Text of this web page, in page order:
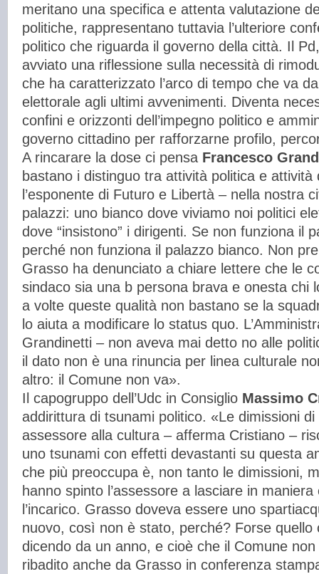
meritano una specifica e attenta valutazione
politiche, rappresentano tuttavia l’ulteriore
politico che riguarda il governo della città. Il
avviato una riflessione sulla necessità di
che ha caratterizzato l’arco di tempo che va
elettorale agli ultimi avvenimenti. Diventa
confini e orizzonti dell’impegno politico e
governo cittadino per rafforzarne profilo,
A rincarare la dose ci pensa Francesco
bastano i distinguo tra attività politica e
l’esponente di Futuro e Libertà – nella nostra
palazzi: uno bianco dove viviamo noi politici
dove “insistono” i dirigenti. Se non funziona il
perché non funziona il palazzo bianco. Non
Grasso ha denunciato a chiare lettere che le
sindaco sia una b persona brava e onesta chi
a volte queste qualità non bastano se la
lo aiuta a modificare lo status quo.
Grandinetti – non aveva mai detto no alle
il dato non è una rinuncia per linea culturale
altro: il Comune non va».
Il capogruppo dell’Udc in Consiglio Massimo
addirittura di tsunami politico. «Le dimissioni
assessore alla cultura – afferma Cristiano –
uno tsunami con effetti devastanti su questa
che più preoccupa è, non tanto le dimissioni,
hanno spinto l’assessore a lasciare in
l’incarico. Grasso doveva essere uno
nuovo, così non è stato, perché? Forse quello
dicendo da un anno, e cioè che il Comune
ribadito anche da Grasso in conferenza